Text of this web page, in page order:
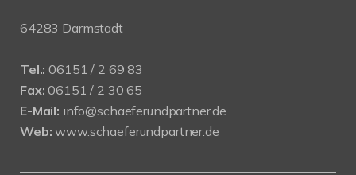
64283 Darmstadt
Tel.: 06151 / 2 69 83
Fax: 06151 / 2 30 65
E-Mail: info@schaeferundpartner.de
Web: www.schaeferundpartner.de